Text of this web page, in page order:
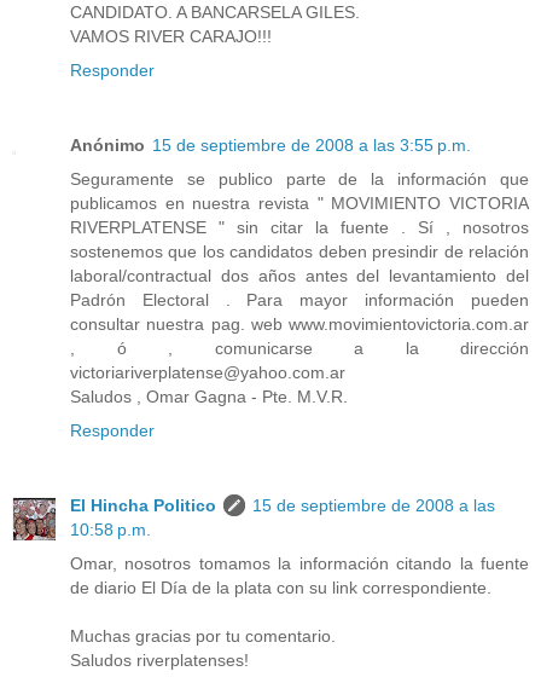
CANDIDATO. A BANCARSELA GILES.
VAMOS RIVER CARAJO!!!
Responder
Anónimo 15 de septiembre de 2008 a las 3:55 p.m.
Seguramente se publico parte de la información que
publicamos en nuestra revista " MOVIMIENTO VICTORIA
RIVERPLATENSE " sin citar la fuente . Sí , nosotros
sostenemos que los candidatos deben presindir de relación
laboral/contractual dos años antes del levantamiento del
Padrón Electoral . Para mayor información pueden
consultar nuestra pag. web www.movimientovictoria.com.ar
, ó , comunicarse a la dirección
victoriariverplatense@yahoo.com.ar
Saludos , Omar Gagna - Pte. M.V.R.
Responder
El Hincha Politico
15 de septiembre de 2008 a las
10:58 p.m.
Omar, nosotros tomamos la información citando la fuente
de diario El Día de la plata con su link correspondiente.
Muchas gracias por tu comentario.
Saludos riverplatenses!